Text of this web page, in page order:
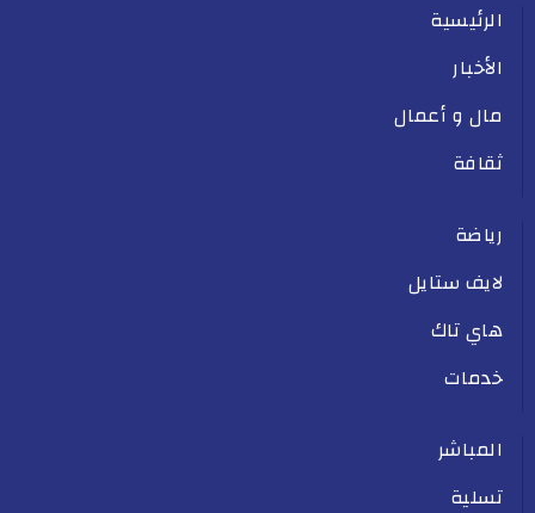
الرئيسية
الأخبار
مال و أعمال
ثقافة
رياضة
لايف ستايل
هاي تاك
خدمات
المباشر
تسلية